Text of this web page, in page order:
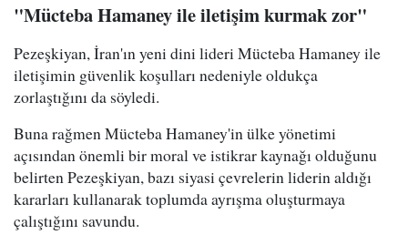
"Mücteba Hamaney ile iletişim kurmak zor"
Pezeşkiyan, İran'ın yeni dini lideri Mücteba Hamaney ile
iletişimin güvenlik koşulları nedeniyle oldukça
zorlaştığını da söyledi.
Buna rağmen Mücteba Hamaney'in ülke yönetimi
açısından önemli bir moral ve istikrar kaynağı olduğunu
belirten Pezeşkiyan, bazı siyasi çevrelerin liderin aldığı
kararları kullanarak toplumda ayrışma oluşturmaya
çalıştığını savundu.